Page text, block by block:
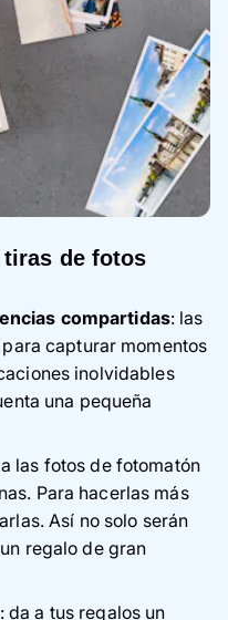
tiras de fotos
compartidas: las
capturar momentos
inolvidables
una pequeña
las fotos de fotomatón
Para hacerlas más
Así no solo serán
regalo de gran
: da a tus regalos un